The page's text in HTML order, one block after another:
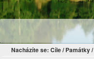
Nacházíte se: Cíle/ Památky/